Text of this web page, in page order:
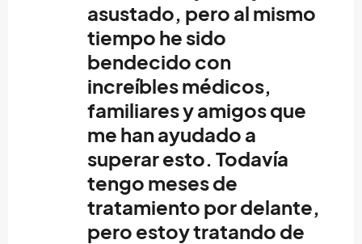
asustado, pero al mismo
tiempo he sido
bendecido con
increíbles médicos,
familiares y amigos que
me han ayudado a
superar esto. Todavía
tengo meses de
tratamiento por delante,
pero estoy tratando de